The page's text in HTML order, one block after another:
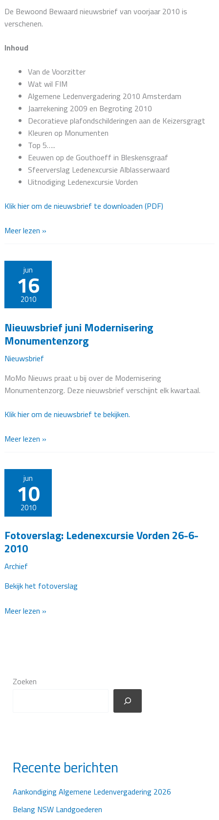
De Bewoond Bewaard nieuwsbrief van voorjaar 2010 is
verschenen.
Inhoud
Van de Voorzitter
Wat wil FIM
Algemene Ledenvergadering 2010 Amsterdam
Jaarrekening 2009 en Begroting 2010
Decoratieve plafondschilderingen aan de Keizersgragt
Kleuren op Monumenten
Top 5…..
Eeuwen op de Gouthoeff in Bleskensgraaf
Sfeerverslag Ledenexcursie Alblasserwaard
Uitnodiging Ledenexcursie Vorden
Klik hier om de nieuwsbrief te downloaden (PDF)
Nieuwsbrief
Meer lezen »
jun
16
2010
Nieuwsbrief juni Modernisering
Monumentenzorg
Nieuwsbrief
MoMo Nieuws praat u bij over de Modernisering
Monumentenzorg. Deze nieuwsbrief verschijnt elk kwartaal.
Klik hier om de nieuwsbrief te bekijken.
Nieuwsbrief
Monumentenzorg
Meer lezen »
jun
10
2010
Fotoverslag: Ledenexcursie Vorden 26-6-
2010
Archief
Bekijk het fotoverslag
Fotoverslag:
Meer lezen »
Zoeken
Recente berichten
Aankondiging Algemene Ledenvergadering 2026
Belang NSW Landgoederen